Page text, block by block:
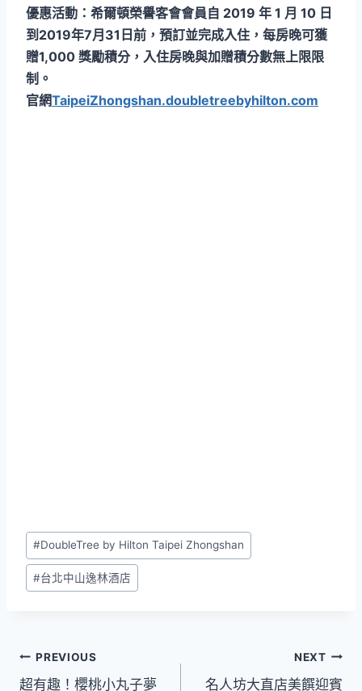
優惠活動：希爾頓榮譽客會會員自 2019 年 1 月 10 日
到2019年7月31日前，預訂並完成入住，每房晚可獲
贈1,000 獎勵積分，入住房晚與加贈積分數無上限限
制。
官網TaipeiZhongshan.doubletreebyhilton.com
Post
Tags:
#DoubleTree by Hilton Taipei Zhongshan
#台北中山逸林酒店
文PREVIOUS
超有趣！櫻桃小丸子夢
NEXT
名人坊大直店美饌迎賓